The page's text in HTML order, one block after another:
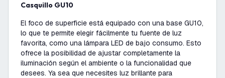
Casquillo GU10
El foco de superficie está equipado con una base GU10,
lo que te permite elegir fácilmente tu fuente de luz
favorita, como una lámpara LED de bajo consumo. Esto
ofrece la posibilidad de ajustar completamente la
iluminación según el ambiente o la funcionalidad que
desees. Ya sea que necesites luz brillante para